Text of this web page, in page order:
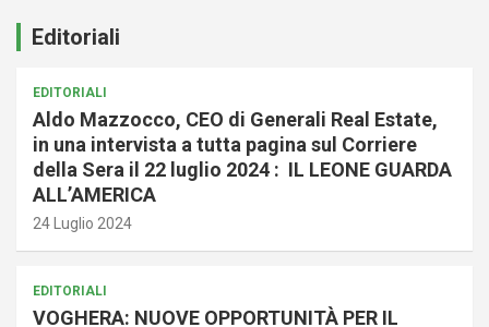
Editoriali
EDITORIALI
Aldo Mazzocco, CEO di Generali Real Estate,
in una intervista a tutta pagina sul Corriere
della Sera il 22 luglio 2024 : IL LEONE GUARDA
ALL’AMERICA
24 Luglio 2024
EDITORIALI
VOGHERA: NUOVE OPPORTUNITÀ PER IL